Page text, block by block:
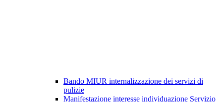
Bando MIUR internalizzazione dei servizi di
pulizie
Manifestazione interesse individuazione Servizio